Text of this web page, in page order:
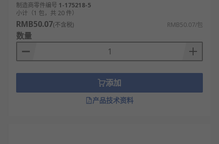
制造商零件编号 1-175218-5
小计（1 包，共 20 件）
RMB50.07(不含税) RMB50.07/包
数量
添加
产品技术资料